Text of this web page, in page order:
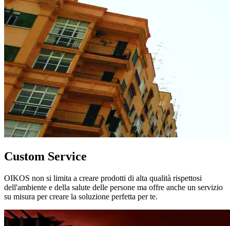
Custom Service
OIKOS non si limita a creare prodotti di alta qualità rispettosi
dell'ambiente e della salute delle persone ma offre anche un servizio
su misura per creare la soluzione perfetta per te.